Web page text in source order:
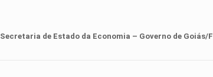
Secretaria de Estado da Economia – Governo de Goiás/